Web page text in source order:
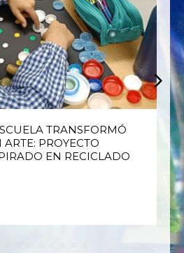
TRANSFORMÓ
PROYECTO
EN RECICLADO